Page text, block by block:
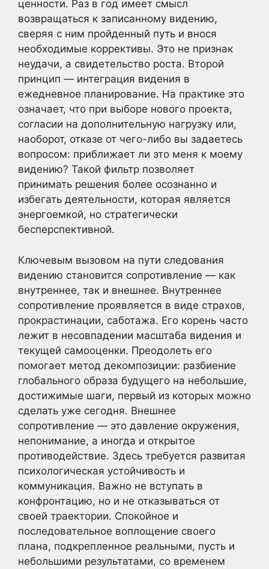
ценности. Раз в год имеет смысл
возвращаться к записанному видению,
сверяя с ним пройденный путь и внося
необходимые коррективы. Это не признак
неудачи, а свидетельство роста. Второй
принцип — интеграция видения в
ежедневное планирование. На практике это
означает, что при выборе нового проекта,
согласии на дополнительную нагрузку или,
наоборот, отказе от чего-либо вы задаетесь
вопросом: приближает ли это меня к моему
видению? Такой фильтр позволяет
принимать решения более осознанно и
избегать деятельности, которая является
энергоемкой, но стратегически
бесперспективной.
Ключевым вызовом на пути следования
видению становится сопротивление — как
внутреннее, так и внешнее. Внутреннее
сопротивление проявляется в виде страхов,
прокрастинации, саботажа. Его корень часто
лежит в несовпадении масштаба видения и
текущей самооценки. Преодолеть его
помогает метод декомпозиции: разбиение
глобального образа будущего на небольшие,
достижимые шаги, первый из которых можно
сделать уже сегодня. Внешнее
сопротивление — это давление окружения,
непонимание, а иногда и открытое
противодействие. Здесь требуется развитая
психологическая устойчивость и
коммуникация. Важно не вступать в
конфронтацию, но и не отказываться от
своей траектории. Спокойное и
последовательное воплощение своего
плана, подкрепленное реальными, пусть и
небольшими результатами, со временем